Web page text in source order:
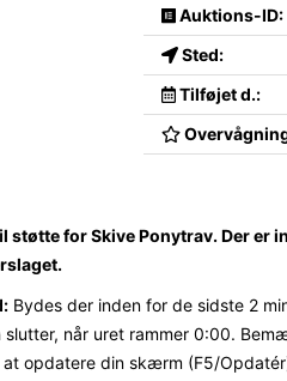
Auktions-ID:
Sted:
Tilføjet d.:
støtte for Skive Ponytrav. Der er
Bydes der inden for de sidste 2
slutter, når uret rammer 0:00.
at opdatere din skærm (F5/